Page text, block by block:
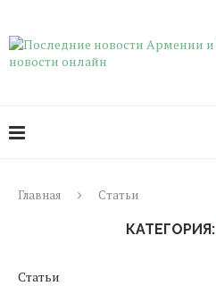
Главная Статьи
КАТЕГОРИЯ:
Статьи